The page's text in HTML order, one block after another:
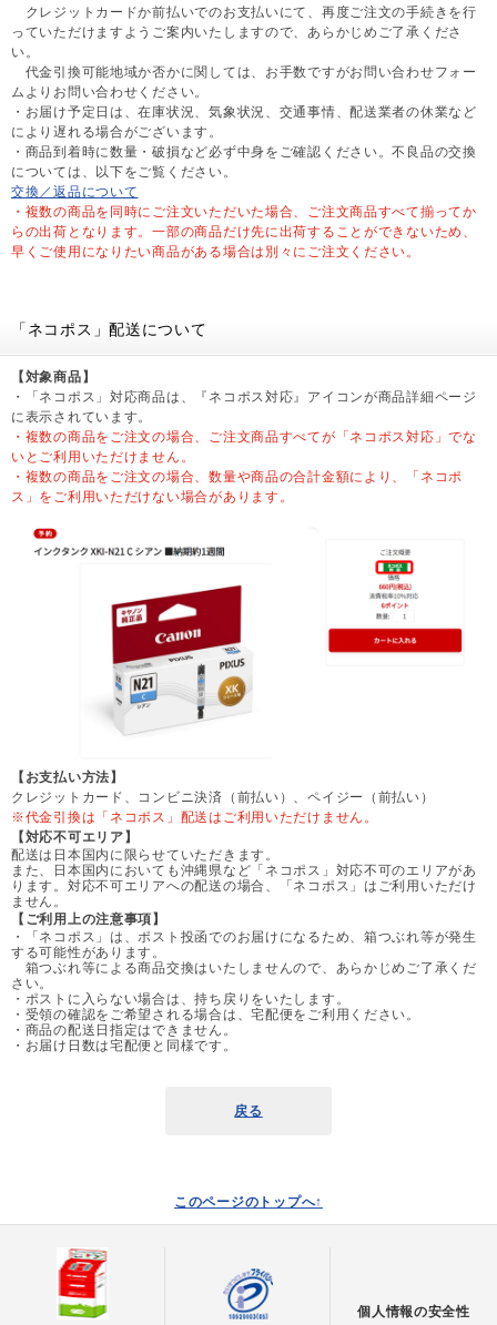
クレジットカードか前払いでのお支払いにて、再度ご注文の手続きを行
っていただけますようご案内いたしますので、あらかじめご了承くださ
い。
代金引換可能地域か否かに関しては、お手数ですがお問い合わせフォー
ムよりお問い合わせください。
・お届け予定日は、在庫状況、気象状況、交通事情、配送業者の休業など
により遅れる場合がございます。
・商品到着時に数量・破損など必ず中身をご確認ください。不良品の交換
については、以下をご覧ください。
交換／返品について
・複数の商品を同時にご注文いただいた場合、ご注文商品すべて揃ってか
らの出荷となります。一部の商品だけ先に出荷することができないため、
早くご使用になりたい商品がある場合は別々にご注文ください。
「ネコポス」配送について
【対象商品】
・「ネコポス」対応商品は、『ネコポス対応』アイコンが商品詳細ページ
に表示されています。
・複数の商品をご注文の場合、ご注文商品すべてが「ネコポス対応」でな
いとご利用いただけません。
・複数の商品をご注文の場合、数量や商品の合計金額により、「ネコポ
ス」をご利用いただけない場合があります。
【お支払い方法】
クレジットカード、コンビニ決済（前払い）、ペイジー（前払い）
※代金引換は「ネコポス」配送はご利用いただけません。
【対応不可エリア】
配送は日本国内に限らせていただきます。
また、日本国内においても沖縄県など「ネコポス」対応不可のエリアがあ
ります。対応不可エリアへの配送の場合、「ネコポス」はご利用いただけ
ません。
【ご利用上の注意事項】
・「ネコポス」は、ポスト投函でのお届けになるため、箱つぶれ等が発生
する可能性があります。
箱つぶれ等による商品交換はいたしませんので、あらかじめご了承くだ
さい。
・ポストに入らない場合は、持ち戻りをいたします。
・受領の確認をご希望される場合は、宅配便をご利用ください。
・商品の配送日指定はできません。
・お届け日数は宅配便と同様です。
戻る
このページのトップへ↑
個人情報の安全性